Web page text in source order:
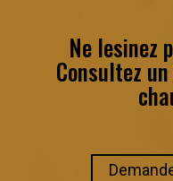
Ne lesinez
Consultez un